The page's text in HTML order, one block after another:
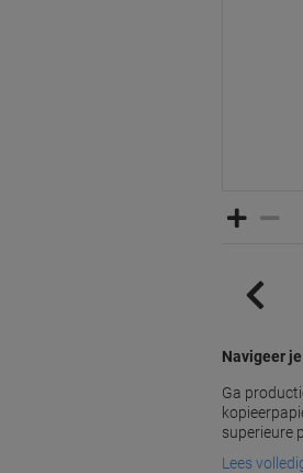
Navigeer
Ga
superieure
Lees